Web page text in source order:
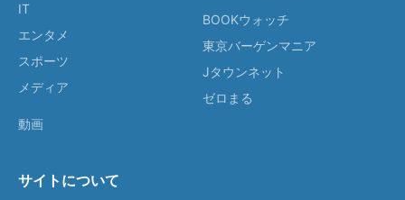
IT
エンタメ
スポーツ
メディア
動画
BOOKウォッチ
東京バーゲンマニア
Jタウンネット
ゼロまる
サイトについて